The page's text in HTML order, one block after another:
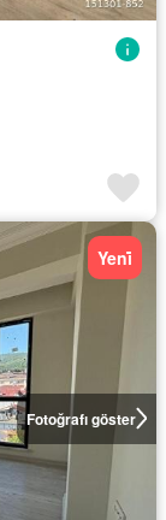
Fotoğrafı göster
Yeni̇